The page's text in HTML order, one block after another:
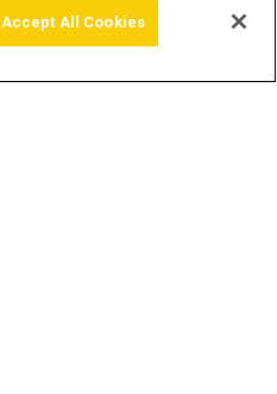
Accept All Cookies